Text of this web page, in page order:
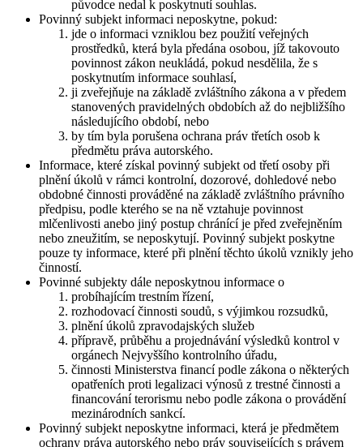
původce nedal k poskytnutí souhlas.
Povinný subjekt informaci neposkytne, pokud:
jde o informaci vzniklou bez použití veřejných
prostředků, která byla předána osobou, jíž takovouto
povinnost zákon neukládá, pokud nesdělila, že s
poskytnutím informace souhlasí,
ji zveřejňuje na základě zvláštního zákona a v předem
stanovených pravidelných obdobích až do nejbližšího
následujícího období, nebo
by tím byla porušena ochrana práv třetích osob k
předmětu práva autorského.
Informace, které získal povinný subjekt od třetí osoby při
plnění úkolů v rámci kontrolní, dozorové, dohledové nebo
obdobné činnosti prováděné na základě zvláštního právního
předpisu, podle kterého se na ně vztahuje povinnost
mlčenlivosti anebo jiný postup chránící je před zveřejněním
nebo zneužitím, se neposkytují. Povinný subjekt poskytne
pouze ty informace, které při plnění těchto úkolů vznikly jeho
činností.
Povinné subjekty dále neposkytnou informace o
probíhajícím trestním řízení,
rozhodovací činnosti soudů, s výjimkou rozsudků,
plnění úkolů zpravodajských služeb
přípravě, průběhu a projednávání výsledků kontrol v
orgánech Nejvyššího kontrolního úřadu,
činnosti Ministerstva financí podle zákona o některých
opatřeních proti legalizaci výnosů z trestné činnosti a
financování terorismu nebo podle zákona o provádění
mezinárodních sankcí.
Povinný subjekt neposkytne informaci, která je předmětem
ochrany práva autorského nebo práv souvisejících s právem